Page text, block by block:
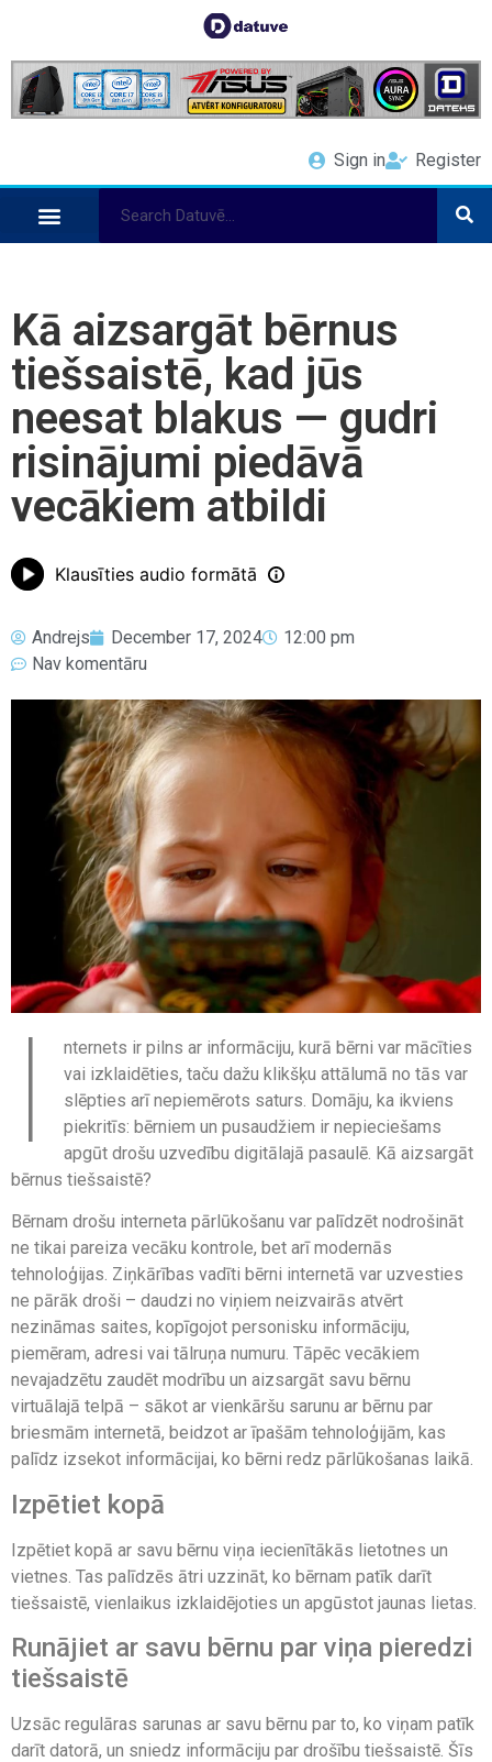
Sign in Register
Kā aizsargāt bērnus
tiešsaistē, kad jūs
neesat blakus — gudri
risinājumi piedāvā
vecākiem atbildi
Klausīties audio formātā
Andrejs December 17, 2024
12:00 pm
Nav komentāru
I
nternets ir pilns ar informāciju, kurā bērni var mācīties
vai izklaidēties, taču dažu klikšķu attālumā no tās var
slēpties arī nepiemērots saturs. Domāju, ka ikviens
piekritīs: bērniem un pusaudžiem ir nepieciešams
apgūt drošu uzvedību digitālajā pasaulē. Kā aizsargāt
bērnus tiešsaistē?
Bērnam drošu interneta pārlūkošanu var palīdzēt nodrošināt
ne tikai pareiza vecāku kontrole, bet arī modernās
tehnoloģijas. Ziņkārības vadīti bērni internetā var uzvesties
ne pārāk droši – daudzi no viņiem neizvairās atvērt
nezināmas saites, kopīgojot personisku informāciju,
piemēram, adresi vai tālruņa numuru. Tāpēc vecākiem
nevajadzētu zaudēt modrību un aizsargāt savu bērnu
virtuālajā telpā – sākot ar vienkāršu sarunu ar bērnu par
briesmām internetā, beidzot ar īpašām tehnoloģijām, kas
palīdz izsekot informācijai, ko bērni redz pārlūkošanas laikā.
Izpētiet kopā
Izpētiet kopā ar savu bērnu viņa iecienītākās lietotnes un
vietnes. Tas palīdzēs ātri uzzināt, ko bērnam patīk darīt
tiešsaistē, vienlaikus izklaidējoties un apgūstot jaunas lietas.
Runājiet ar savu bērnu par viņa pieredzi
tiešsaistē
Uzsāc regulāras sarunas ar savu bērnu par to, ko viņam patīk
darīt datorā, un sniedz informāciju par drošību tiešsaistē. Šīs